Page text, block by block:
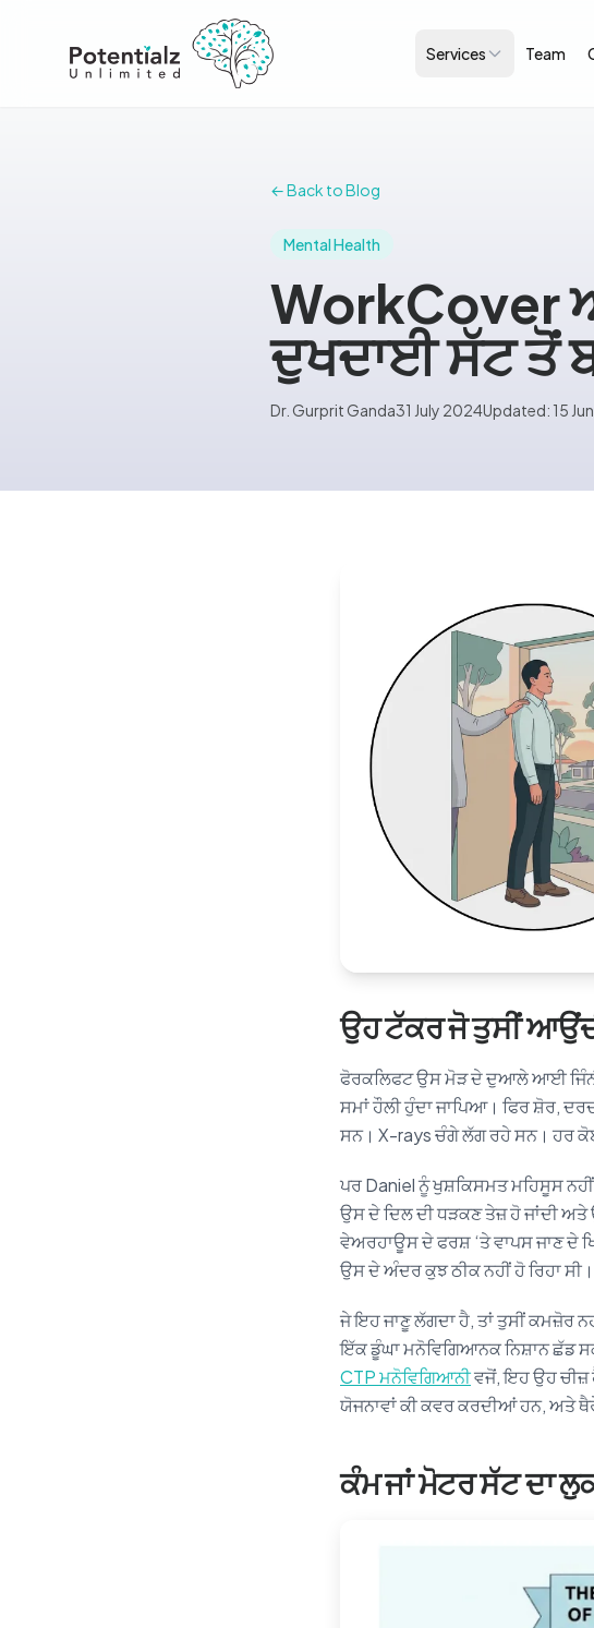
Services Team
← Back to Blog
Mental Health
WorkCover
ਦੁਖਦਾਈ ਸੱਟ ਤੋਂ
Dr. Gurprit Ganda31 July 2024Updated: 15
ਉਹ ਟੱਕਰ ਜੋ ਤੁਸੀਂ
ਫੋਰਕਲਿਫਟ ਉਸ ਮੋੜ ਦੇ ਦੁਆਲੇ ਆਈ ਜਿੰਨੀ
ਸਮਾਂ ਹੌਲੀ ਹੁੰਦਾ ਜਾਪਿਆ। ਫਿਰ ਸ਼ੋਰ,
ਸਨ। X-rays ਚੰਗੇ ਲੱਗ ਰਹੇ ਸਨ। ਹਰ ਕੋਈ
ਪਰ Daniel ਨੂੰ ਖੁਸ਼ਕਿਸਮਤ ਮਹਿਸੂਸ
ਉਸ ਦੇ ਦਿਲ ਦੀ ਧੜਕਣ ਤੇਜ਼ ਹੋ ਜਾਂਦੀ
ਵੇਅਰਹਾਊਸ ਦੇ ਫਰਸ਼ ‘ਤੇ ਵਾਪਸ ਜਾਣ ਦੇ
ਉਸ ਦੇ ਅੰਦਰ ਕੁਝ ਠੀਕ ਨਹੀਂ ਹੋ ਰਿਹਾ ਸੀ।
ਜੇ ਇਹ ਜਾਣੂ ਲੱਗਦਾ ਹੈ, ਤਾਂ ਤੁਸੀਂ ਕਮਜ਼ੋਰ
ਇੱਕ ਡੂੰਘਾ ਮਨੋਵਿਗਿਆਨਕ ਨਿਸ਼ਾਨ ਛੱਡ
CTP ਮਨੋਵਿਗਿਆਨੀਵਜੋਂ, ਇਹ ਉਹ ਚੀਜ਼
ਯੋਜਨਾਵਾਂ ਕੀ ਕਵਰ ਕਰਦੀਆਂ ਹਨ, ਅਤੇ
ਕੰਮ ਜਾਂ ਮੋਟਰ ਸੱਟ ਦਾ